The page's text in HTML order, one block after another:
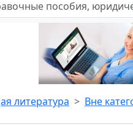
литература Вне